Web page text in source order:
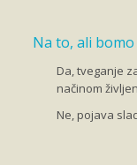
Na to, ali
Da, tveganje
načinom
Ne, pojava